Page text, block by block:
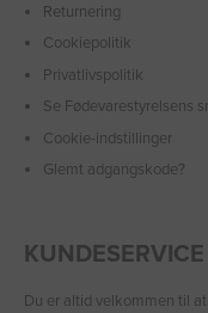
Returnering
Cookiepolitik
Privatlivspolitik
Se Fødevarestyrelsens
Cookie-indstillinger
Glemt adgangskode?
KUNDESERVICE
Du er altid velkommen til at